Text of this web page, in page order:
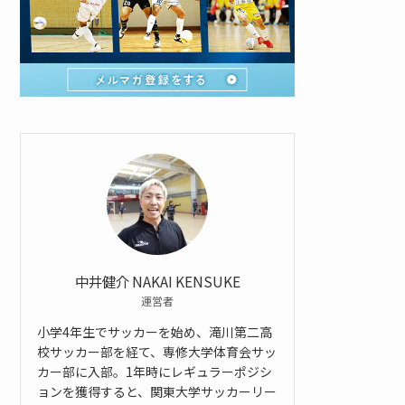
中井健介 NAKAI KENSUKE
運営者
小学4年生でサッカーを始め、滝川第二高
校サッカー部を経て、専修大学体育会サッ
カー部に入部。1年時にレギュラーポジシ
ョンを獲得すると、関東大学サッカーリー